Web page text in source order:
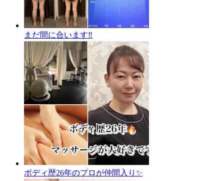
まだ間に合います‼️
ボディ歴26年のプロが仲間入り✨